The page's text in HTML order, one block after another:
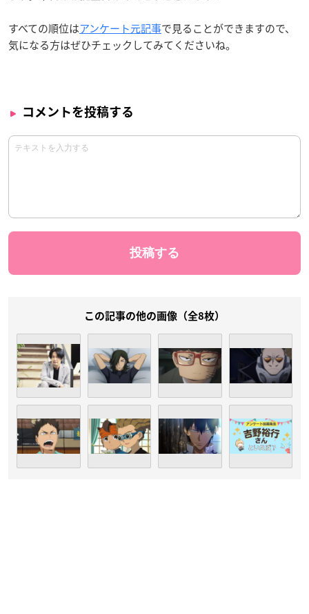
すべての順位はアンケート元記事で見ることができますので、
気になる方はぜひチェックしてみてくださいね。
コメントを投稿する
この記事の他の画像（全8枚）